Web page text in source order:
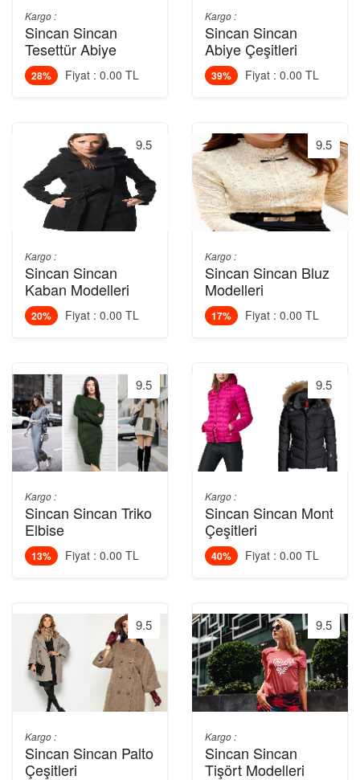
Kargo :
Sincan Sincan
Tesettür Abiye
28% Fiyat : 0.00 TL
9.5
Kargo :
Sincan Sincan
Kaban Modelleri
20% Fiyat : 0.00 TL
9.5
Kargo :
Sincan Sincan Triko
Elbise
13% Fiyat : 0.00 TL
9.5
Kargo :
Sincan Sincan Palto
Çeşitleri
Kargo :
Sincan Sincan
Abiye Çeşitleri
39% Fiyat : 0.00 TL
9.5
Kargo :
Sincan Sincan Bluz
Modelleri
17% Fiyat : 0.00 TL
9.5
Kargo :
Sincan Sincan Mont
Çeşitleri
40% Fiyat : 0.00 TL
9.5
Kargo :
Sincan Sincan
Tişört Modelleri